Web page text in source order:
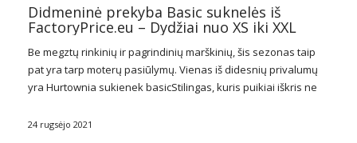
Didmeninė prekyba Basic suknelės iš
FactoryPrice.eu – Dydžiai nuo XS iki XXL
Be megztų rinkinių ir pagrindinių marškinių, šis sezonas taip
pat yra tarp moterų pasiūlymų. Vienas iš didesnių privalumų
yra Hurtownia sukienek basicStilingas, kuris puikiai iškris ne
atsargomis? Patikrinkite mūsų tally!
24 rugsėjo 2021